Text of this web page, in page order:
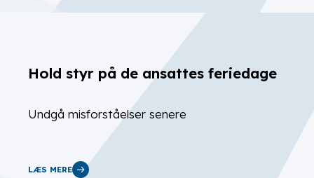
Hold styr på de ansattes feriedage
Undgå misforståelser senere
LÆS MERE